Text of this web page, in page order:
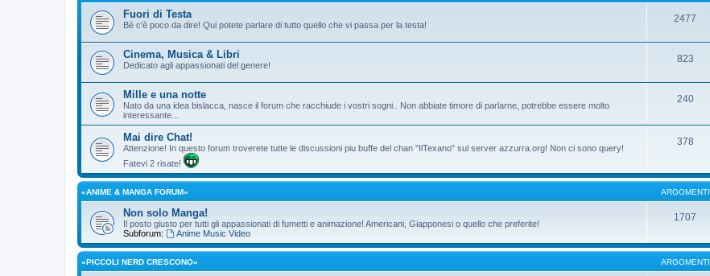
Fuori di Testa
Bè c'è poco da dire! Qui potete parlare di tutto quello che vi passa per la testa!
2477
Cinema, Musica & Libri
Dedicato agli appassionati del genere!
823
Mille e una notte
Nato da una idea bislacca, nasce il forum che racchiude i vostri sogni.. Non abbiate timore di parlarne, potrebbe essere molto
interessante...
240
Mai dire Chat!
Attenzione! In questo forum troverete tutte le discussioni piu buffe del chan "IlTexano" sul server azzurra.org! Non ci sono query!
Fatevi 2 risate!
378
«ANIME & MANGA FORUM» ARGOMENTI
Non solo Manga!
Il posto giusto per tutti gli appassionati di fumetti e animazione! Americani, Giapponesi o quello che preferite!
Subforum:
Anime Music Video
1707
«PICCOLI NERD CRESCONO» ARGOMENTI